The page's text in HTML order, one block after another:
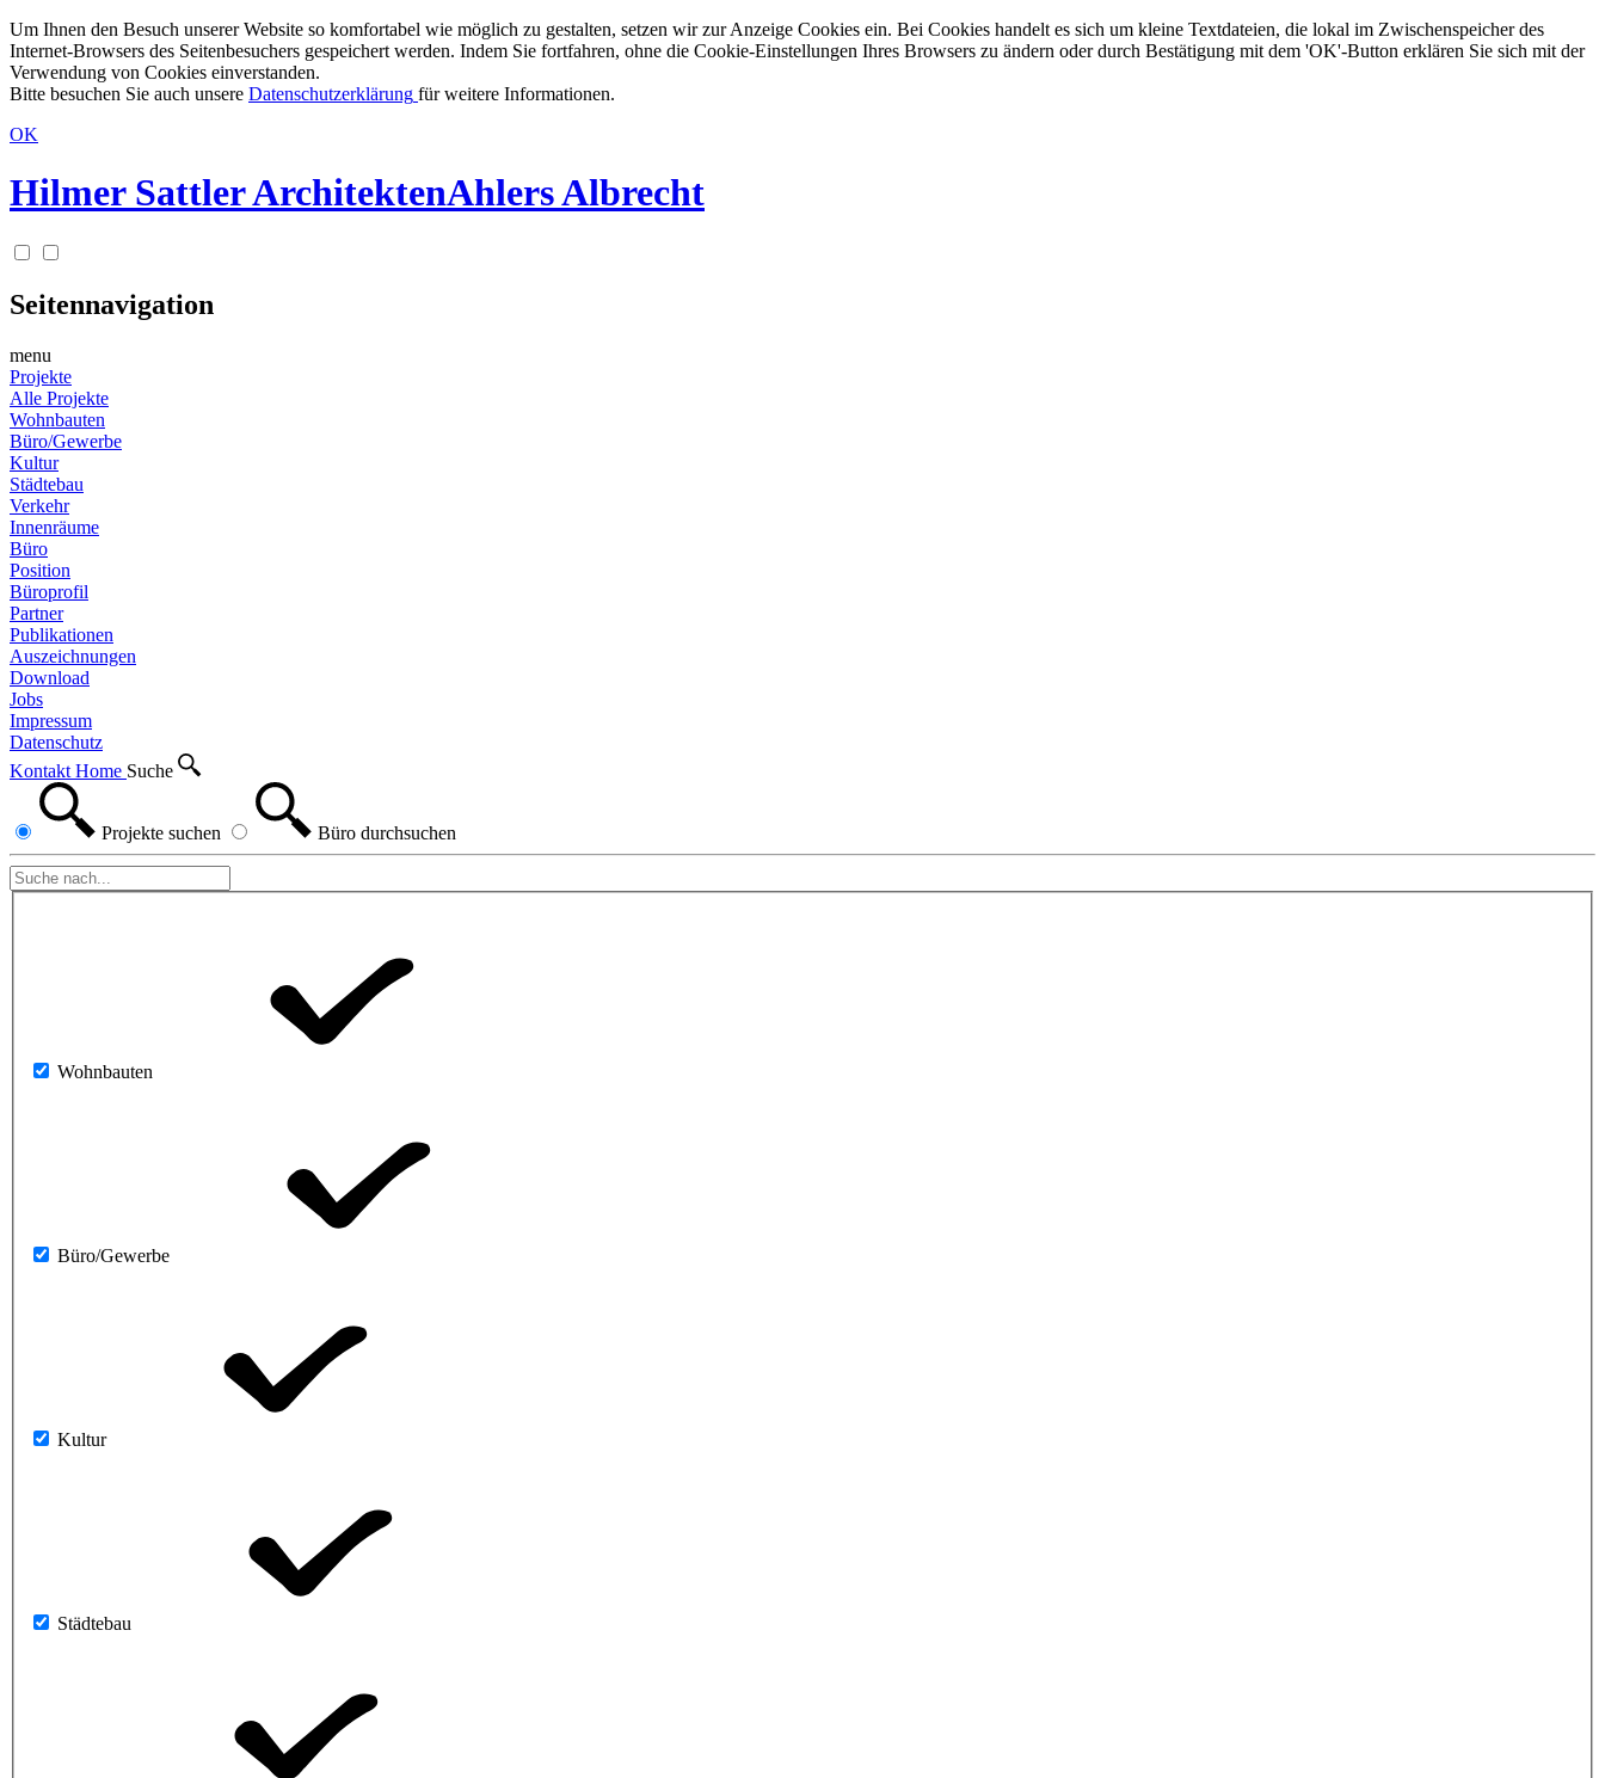
Um Ihnen den Besuch unserer Website so komfortabel wie möglich zu gestalten, setzen wir zur Anzeige Cookies ein. Bei Cookies handelt es sich um kleine Textdateien, die lokal im Zwischenspeicher des
Internet-Browsers des Seitenbesuchers gespeichert werden. Indem Sie fortfahren, ohne die Cookie-Einstellungen Ihres Browsers zu ändern oder durch Bestätigung mit dem 'OK'-Button erklären Sie sich mit der
Verwendung von Cookies einverstanden.
Bitte besuchen Sie auch unsere Datenschutzerklärung für weitere Informationen.
OK
Hilmer Sattler ArchitektenAhlers Albrecht
Seitennavigation
menu
Projekte
Alle Projekte
Wohnbauten
Büro/Gewerbe
Kultur
Städtebau
Verkehr
Innenräume
Büro
Position
Büroprofil
Partner
Publikationen
Auszeichnungen
Download
Jobs
Impressum
Datenschutz
Kontakt Home Suche
Projekte suchen Büro durchsuchen
Wohnbauten
Büro/Gewerbe
Kultur
Städtebau